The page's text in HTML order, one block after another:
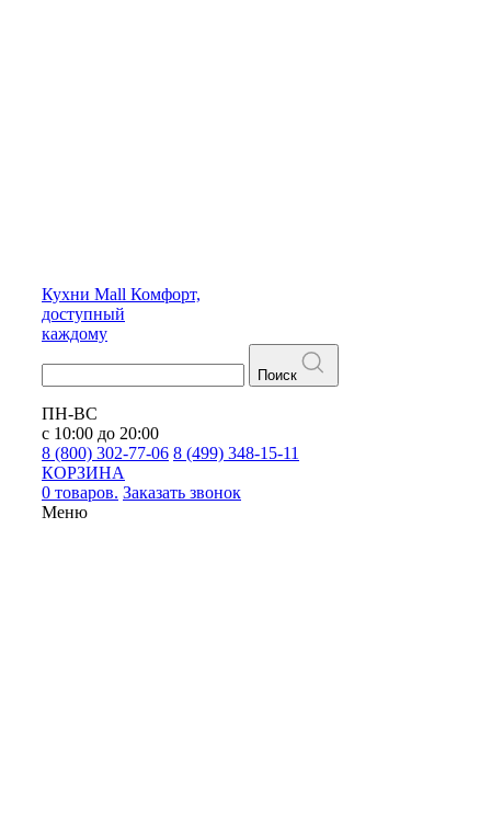
Кухни Mall Комфорт,
доступный
каждому
Поиск
ПН-ВС
с 10:00 до 20:00
8 (800) 302-77-06 8 (499) 348-15-11
КОРЗИНА
0 товаров. Заказать звонок
Меню